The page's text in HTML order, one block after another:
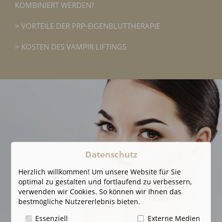
KOMBINIERT WERDEN?
VORTEILE DER PRP-EIGENBLUTTHERAPIE
KOSTEN DES VAMPIR LIFTINGS
Datenschutz
Herzlich willkommen! Um unsere Website für Sie
optimal zu gestalten und fortlaufend zu verbessern,
verwenden wir Cookies. So können wir Ihnen das
bestmögliche Nutzererlebnis bieten.
Essenziell
Externe Medien